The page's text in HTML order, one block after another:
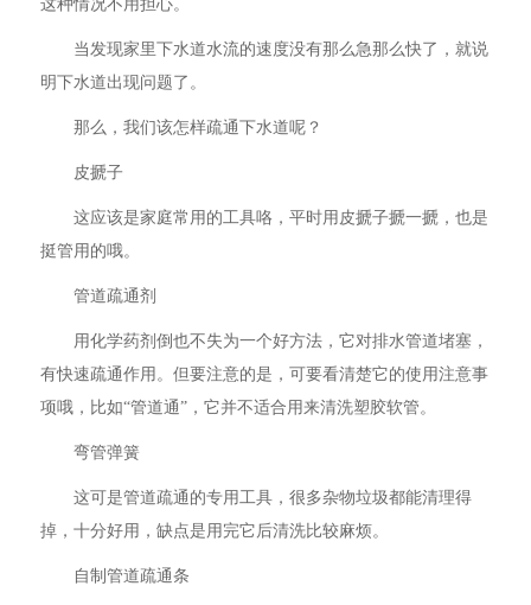
这种情况不用担心。
当发现家里下水道水流的速度没有那么急那么快了，就说
明下水道出现问题了。
那么，我们该怎样疏通下水道呢？
皮搋子
这应该是家庭常用的工具咯，平时用皮搋子搋一搋，也是
挺管用的哦。
管道疏通剂
用化学药剂倒也不失为一个好方法，它对排水管道堵塞，
有快速疏通作用。但要注意的是，可要看清楚它的使用注意事
项哦，比如“管道通”，它并不适合用来清洗塑胶软管。
弯管弹簧
这可是管道疏通的专用工具，很多杂物垃圾都能清理得
掉，十分好用，缺点是用完它后清洗比较麻烦。
自制管道疏通条